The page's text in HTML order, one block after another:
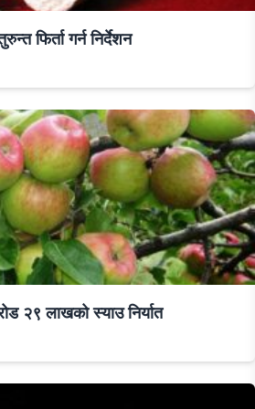
फिर्ता गर्न निर्देशन
२९ लाखको स्याउ निर्यात